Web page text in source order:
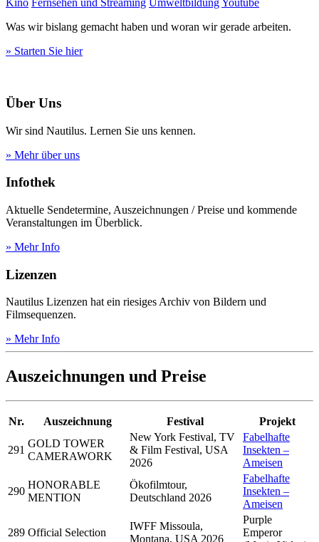
Kino Fernsehen und Streaming UmweltbildungYoutube
Was wir bislang gemacht haben und woran wir gerade arbeiten.
» Starten Sie hier
Über Uns
Wir sind Nautilus. Lernen Sie uns kennen.
» Mehr über uns
Infothek
Aktuelle Sendetermine, Auszeichnungen / Preise und kommende
Veranstaltungen im Überblick.
» Mehr Info
Lizenzen
Nautilus Lizenzen hat ein riesiges Archiv von Bildern und
Filmsequenzen.
» Mehr Info
Auszeichnungen und Preise
Nr. Auszeichnung Festival Projekt
291
GOLD TOWER
CAMERAWORK
New York Festival, TV
& Film Festival, USA
2026
Fabelhafte
Insekten –
Ameisen
290
HONORABLE
MENTION
Ökofilmtour,
Deutschland 2026
Fabelhafte
Insekten –
Ameisen
289 Official Selection
IWFF Missoula,
Montana, USA 2026
Purple
Emperor